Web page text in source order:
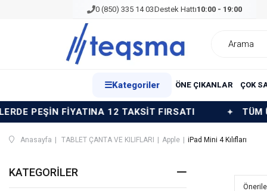
0 (850) 335 14 03Destek Hattı10:00 - 19:00
☰Kategoriler ÖNE ÇIKANLAR ÇOK
12 TAKSİT FIRSATI TÜM ÜRÜNLERDE
Anasayfa TABLET ÇANTA VE KILIFLARI Apple iPad Mini 4 Kılıfları
KATEGORILER